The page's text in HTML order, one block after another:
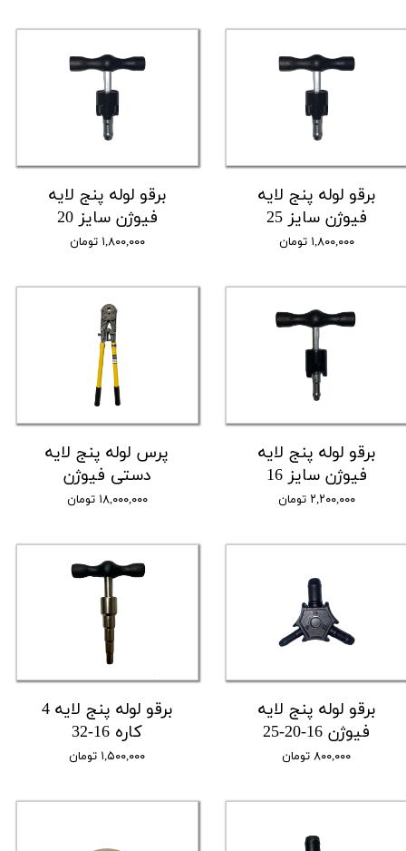
برقو لوله پنج لایه
فیوژن سایز 25
۱,۸۰۰,۰۰۰ تومان
برقو لوله پنج لایه
فیوژن سایز 20
۱,۸۰۰,۰۰۰ تومان
برقو لوله پنج لایه
فیوژن سایز 16
۲,۲۰۰,۰۰۰ تومان
پرس لوله پنج لایه
دستی فیوژن
۱۸,۰۰۰,۰۰۰ تومان
برقو لوله پنج لایه
فیوژن 16-20-25
۸۰۰,۰۰۰ تومان
برقو لوله پنج لایه 4
کاره 16-32
۱,۵۰۰,۰۰۰ تومان